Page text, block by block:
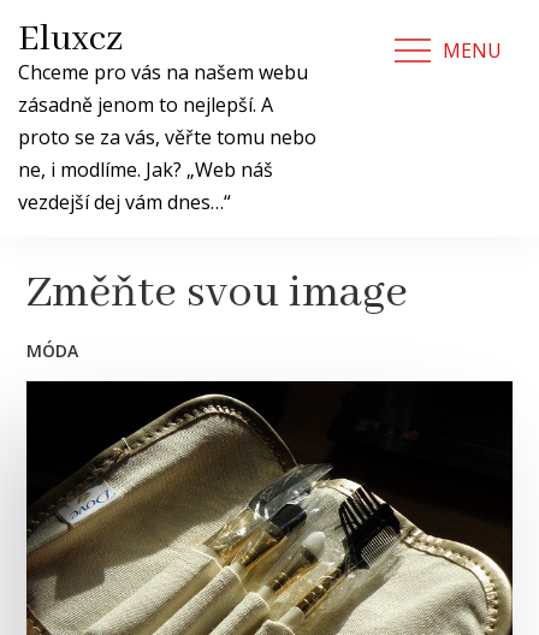
content
Eluxcz
Chceme pro vás na našem webu
zásadně jenom to nejlepší. A
proto se za vás, věřte tomu nebo
ne, i modlíme. Jak? „Web náš
vezdejší dej vám dnes…“
MENU
Změňte svou image
MÓDA